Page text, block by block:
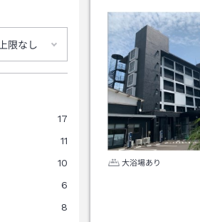
上限なし
17
11
10
6
8
大浴場あり